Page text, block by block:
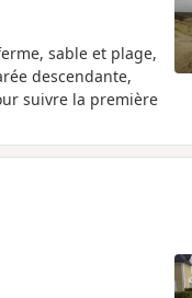
sable et plage,
descendante,
suivre la première